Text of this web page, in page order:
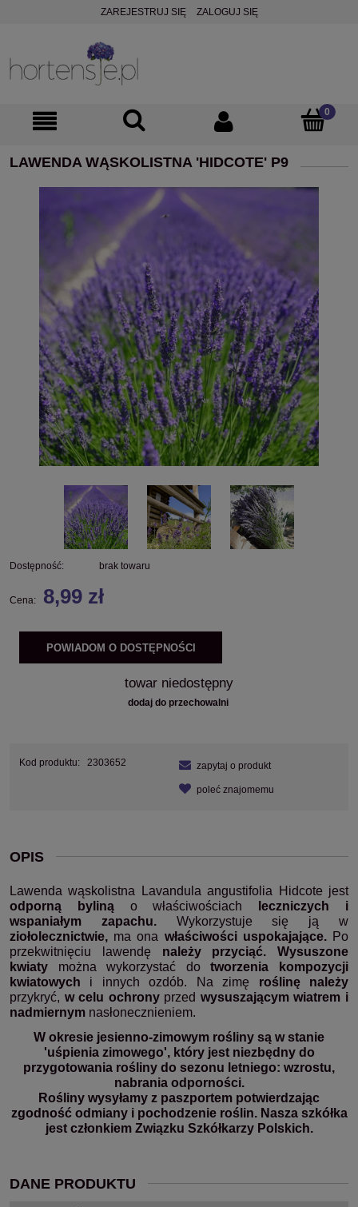
ZAREJESTRUJ SIĘ ZALOGUJ SIĘ
LAWENDA WĄSKOLISTNA 'HIDCOTE' P9
Dostępność: brak towaru
Cena: 8,99 zł
POWIADOM O DOSTĘPNOŚCI
towar niedostępny
dodaj do przechowalni
Kod produktu: 2303652 zapytaj o produkt
poleć znajomemu
OPIS
Lawenda wąskolistna Lavandula angustifolia Hidcote jest
odporną bylinąo właściwościach
leczniczych i
wspaniałym zapachu.Wykorzystuje się ją w
ziołolecznictwie, ma ona właściwości uspokajające.Po
przekwitnięciu lawendę należy przyciąć.
Wysuszone
kwiaty można wykorzystać dotworzenia kompozycji
kwiatowych i innych ozdób. Na zimę roślinę należy
przykryć, w celu ochronyprzed wysuszającym wiatrem i
nadmiernym nasłonecznieniem.
W okresie jesienno-zimowym rośliny są w stanie
'uśpienia zimowego', który jest niezbędny do
przygotowania rośliny do sezonu letniego: wzrostu,
nabrania odporności.
Rośliny wysyłamy z paszportem potwierdzając
zgodność odmiany i pochodzenie roślin. Nasza szkółka
jest członkiem Związku Szkółkarzy Polskich.
DANE PRODUKTU